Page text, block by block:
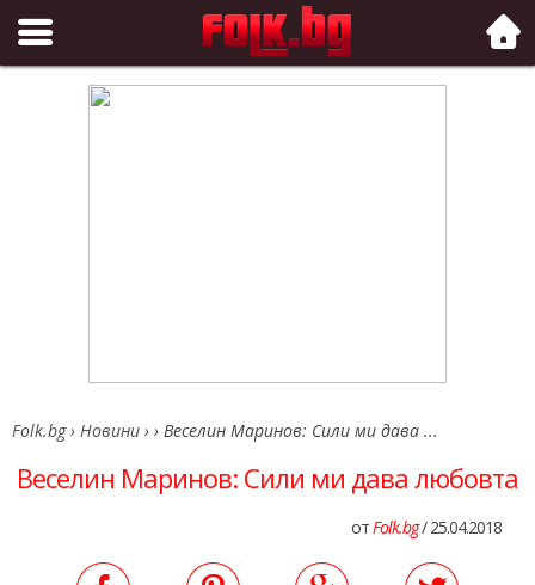
Folk.bg
Folk.bg › Новини › › Веселин Маринов: Сили ми дава ...
Веселин Маринов: Сили ми дава любовта
отFolk.bg/ 25.04.2018